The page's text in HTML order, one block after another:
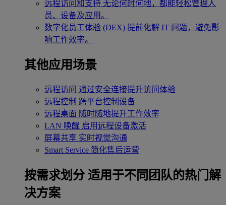
远程访问和支持 无论何时何地，都能轻松管理人
员、设备及应用。
数字化员工体验 (DEX) 提前化解 IT 问题，避免影
响工作效率。
其他应用场景
远程访问 通过安全连接提升访问体验
远程控制 跨平台控制设备
远程桌面 随时随地提升工作效率
LAN 唤醒 启用远程设备激活
屏幕共享 实时视觉沟通
Smart Service 简化售后运营
按需求划分 适用于不同团队的热门解
决方案